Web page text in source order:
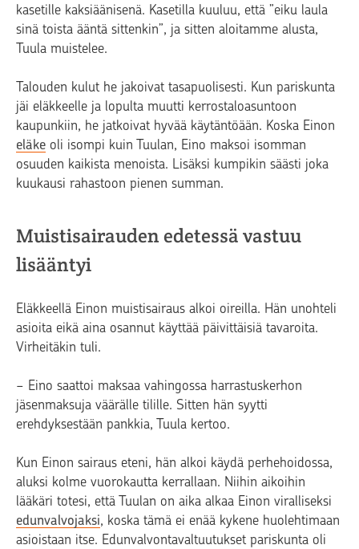
kasetille kaksiäänisenä. Kasetilla kuuluu, että ”eiku laula
sinä toista ääntä sittenkin”, ja sitten aloitamme alusta,
Tuula muistelee.
Talouden kulut he jakoivat tasapuolisesti. Kun pariskunta
jäi eläkkeelle ja lopulta muutti kerrostaloasuntoon
kaupunkiin, he jatkoivat hyvää käytäntöään. Koska Einon
eläke oli isompi kuin Tuulan, Eino maksoi isomman
osuuden kaikista menoista. Lisäksi kumpikin säästi joka
kuukausi rahastoon pienen summan.
Muistisairauden edetessä vastuu
lisääntyi
Eläkkeellä Einon muistisairaus alkoi oireilla. Hän unohteli
asioita eikä aina osannut käyttää päivittäisiä tavaroita.
Virheitäkin tuli.
− Eino saattoi maksaa vahingossa harrastuskerhon
jäsenmaksuja väärälle tilille. Sitten hän syytti
erehdyksestään pankkia, Tuula kertoo.
Kun Einon sairaus eteni, hän alkoi käydä perhehoidossa,
aluksi kolme vuorokautta kerrallaan. Niihin aikoihin
lääkäri totesi, että Tuulan on aika alkaa Einon viralliseksi
edunvalvojaksi, koska tämä ei enää kykene huolehtimaan
asioistaan itse. Edunvalvontavaltuutukset pariskunta oli